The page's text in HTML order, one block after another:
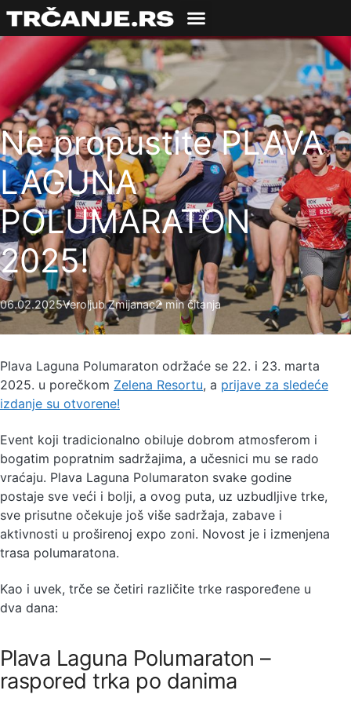
Ne propustite PLAVA
LAGUNA
POLUMARATON
2025!
06.02.2025Veroljub Zmijanac2 min čitanja
Plava Laguna Polumaraton održaće se 22. i 23. marta
2025. u porečkom Zelena Resortu, a prijave za sledeće
izdanje su otvorene!
Event koji tradicionalno obiluje dobrom atmosferom i
bogatim popratnim sadržajima, a učesnici mu se rado
vraćaju. Plava Laguna Polumaraton svake godine
postaje sve veći i bolji, a ovog puta, uz uzbudljive trke,
sve prisutne očekuje još više sadržaja, zabave i
aktivnosti u proširenoj expo zoni. Novost je i izmenjena
trasa polumaratona.
Kao i uvek, trče se četiri različite trke raspoređene u
dva dana:
Plava Laguna Polumaraton –
raspored trka po danima